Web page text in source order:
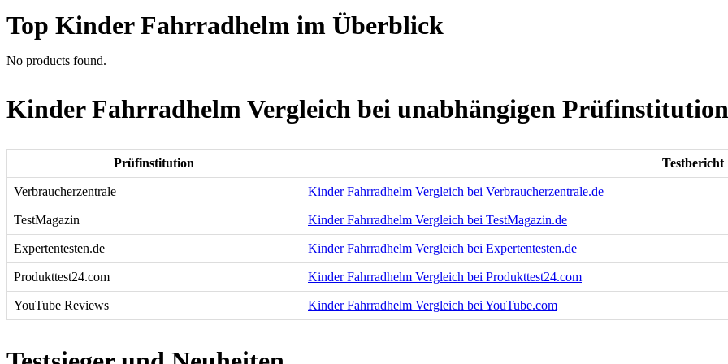
Top Kinder Fahrradhelm im Überblick
No products found.
Kinder Fahrradhelm Vergleich bei unabhängigen
Prüfinstitution Testbericht
Verbraucherzentrale Kinder Fahrradhelm Vergleich bei Verbraucherzentrale.de
TestMagazin Kinder Fahrradhelm Vergleich bei TestMagazin.de
Expertentesten.de Kinder Fahrradhelm Vergleich bei Expertentesten.de
Produkttest24.com Kinder Fahrradhelm Vergleich bei Produkttest24.com
YouTube Reviews Kinder Fahrradhelm Vergleich bei YouTube.com